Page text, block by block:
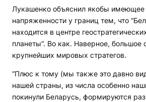
Лукашенко объяснил якобы имеющее
напряженности у границ тем, что
находится в центре
планеты“. Во как. Наверное, большое
крупнейших мировых стратегов.
“Плюс к тому (мы также это давно
нашей страны, из числа особенно
покинули Беларусь, формируются